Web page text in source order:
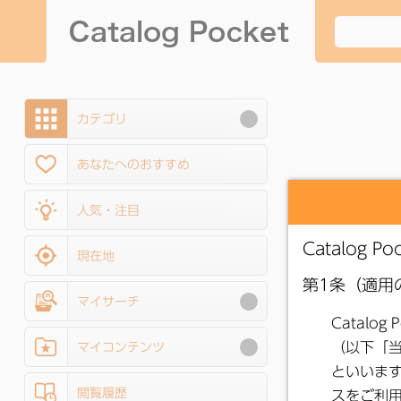
カテゴリ
あなたへのおすすめ
人気・注目
現在地
マイサーチ
マイコンテンツ
閲覧履歴